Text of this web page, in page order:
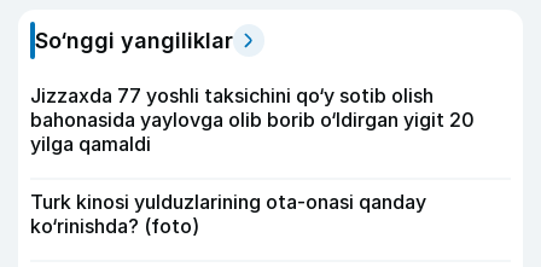
So‘nggi yangiliklar
Jizzaxda 77 yoshli taksichini qo‘y sotib olish
bahonasida yaylovga olib borib o‘ldirgan yigit 20
yilga qamaldi
Turk kinosi yulduzlarining ota-onasi qanday
ko‘rinishda? (foto)